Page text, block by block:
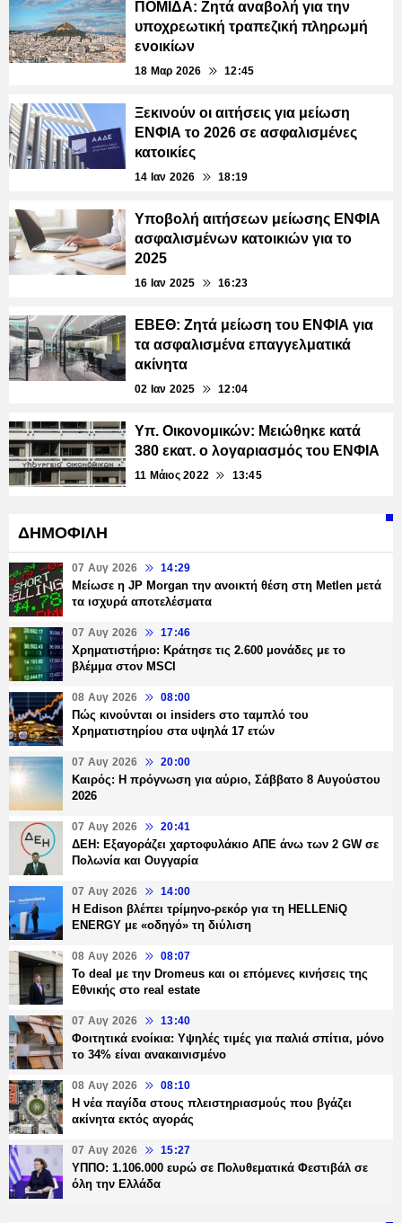
ΠΟΜΙΔΑ: Ζητά αναβολή για την
υποχρεωτική τραπεζική πληρωμή
ενοικίων
18 Μαρ 2026 12:45
Ξεκινούν οι αιτήσεις για μείωση
ΕΝΦΙΑ το 2026 σε ασφαλισμένες
κατοικίες
14 Ιαν 2026 18:19
Υποβολή αιτήσεων μείωσης ΕΝΦΙΑ
ασφαλισμένων κατοικιών για το
2025
16 Ιαν 2025 16:23
ΕΒΕΘ: Ζητά μείωση του ΕΝΦΙΑ για
τα ασφαλισμένα επαγγελματικά
ακίνητα
02 Ιαν 2025 12:04
Υπ. Οικονομικών: Μειώθηκε κατά
380 εκατ. ο λογαριασμός του ΕΝΦΙΑ
11 Μάιος 2022 13:45
ΔΗΜΟΦΙΛΗ
07 Αυγ 2026 14:29
Μείωσε η JP Morgan την ανοικτή θέση στη Metlen μετά
τα ισχυρά αποτελέσματα
07 Αυγ 2026 17:46
Χρηματιστήριο: Κράτησε τις 2.600 μονάδες με το
βλέμμα στον MSCI
08 Αυγ 2026 08:00
Πώς κινούνται οι insiders στο ταμπλό του
Χρηματιστηρίου στα υψηλά 17 ετών
07 Αυγ 2026 20:00
Καιρός: Η πρόγνωση για αύριο, Σάββατο 8 Αυγούστου
2026
07 Αυγ 2026 20:41
ΔΕΗ: Εξαγοράζει χαρτοφυλάκιο ΑΠΕ άνω των 2 GW σε
Πολωνία και Ουγγαρία
07 Αυγ 2026 14:00
Η Edison βλέπει τρίμηνο-ρεκόρ για τη HELLENiQ
ENERGY με «οδηγό» τη διύλιση
08 Αυγ 2026 08:07
Το deal με την Dromeus και οι επόμενες κινήσεις της
Εθνικής στο real estate
07 Αυγ 2026 13:40
Φοιτητικά ενοίκια: Υψηλές τιμές για παλιά σπίτια, μόνο
το 34% είναι ανακαινισμένο
08 Αυγ 2026 08:10
Η νέα παγίδα στους πλειστηριασμούς που βγάζει
ακίνητα εκτός αγοράς
07 Αυγ 2026 15:27
ΥΠΠΟ: 1.106.000 ευρώ σε Πολυθεματικά Φεστιβάλ σε
όλη την Ελλάδα